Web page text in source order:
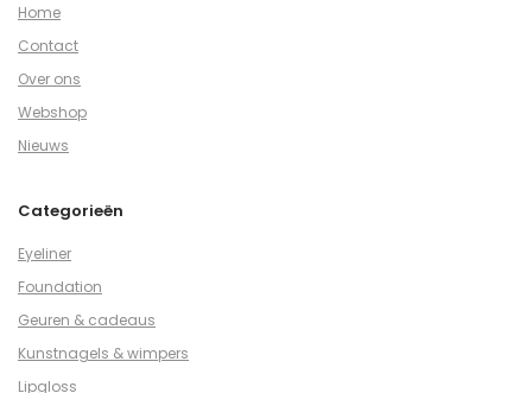
Home
Contact
Over ons
Webshop
Nieuws
Categorieën
Eyeliner
Foundation
Geuren & cadeaus
Kunstnagels & wimpers
Lipgloss